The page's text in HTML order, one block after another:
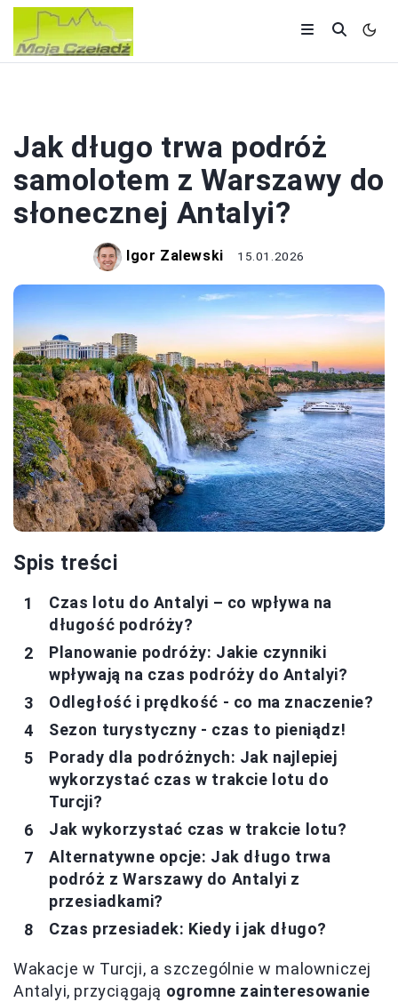
Jak długo trwa podróż
samolotem z Warszawy do
słonecznej Antalyi?
Igor Zalewski 15.01.2026
Spis treści
Czas lotu do Antalyi – co wpływa na
długość podróży?
Planowanie podróży: Jakie czynniki
wpływają na czas podróży do Antalyi?
Odległość i prędkość - co ma znaczenie?
Sezon turystyczny - czas to pieniądz!
Porady dla podróżnych: Jak najlepiej
wykorzystać czas w trakcie lotu do
Turcji?
Jak wykorzystać czas w trakcie lotu?
Alternatywne opcje: Jak długo trwa
podróż z Warszawy do Antalyi z
przesiadkami?
Czas przesiadek: Kiedy i jak długo?
Wakacje w Turcji, a szczególnie w malowniczej
Antalyi, przyciągają ogromne zainteresowanie